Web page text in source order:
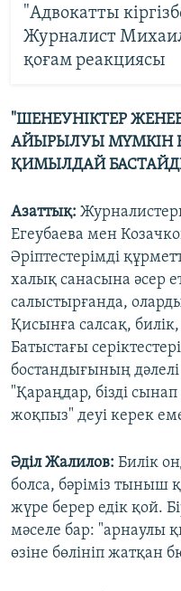
"Адвокатты
Журналист
қоғам реакциясы
"ШЕНЕУНІКТЕР
АЙЫРЫЛУЫ МҮМКІН
ҚИМЫЛДАЙ
Азаттық:
Егеубаева мен
Әріптестерімді
халық санасына әсер
салыстырғанда,
Қисынға салсақ,
Батыстағы
бостандығының дәлелі
"Қараңдар, бізді
жоқпыз" деуі керек
Әділ Жалилов: Билік
болса, бәріміз тыныш
жүре берер едік қой.
мәселе бар: "арнаулы
өзіне бөлініп жатқан